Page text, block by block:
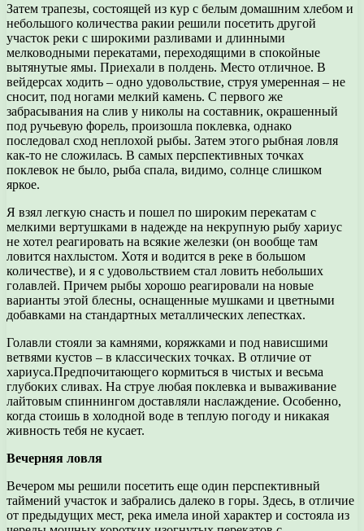
Затем трапезы, состоящей из кур с белым домашним хлебом и
небольшого количества ракии решили посетить другой
участок реки с широкими разливами и длинными
мелководными перекатами, переходящими в спокойные
вытянутые ямы. Приехали в полдень. Место отличное. В
вейдерсах ходить – одно удовольствие, струя умеренная – не
сносит, под ногами мелкий камень. С первого же
забрасывания на слив у николы на составник, окрашенный
под ручьевую форель, произошла поклевка, однако
последовал сход неплохой рыбы. Затем этого рыбная ловля
как-то не сложилась. В самых перспективных точках
поклевок не было, рыба спала, видимо, солнце слишком
яркое.
Я взял легкую снасть и пошел по широким перекатам с
мелкими вертушками в надежде на некрупную рыбу хариус
не хотел реагировать на всякие железки (он вообще там
ловится нахлыстом. Хотя и водится в реке в большом
количестве), и я с удовольствием стал ловить небольших
голавлей. Причем рыбы хорошо реагировали на новые
варианты этой блесны, оснащенные мушками и цветными
добавками на стандартных металлических лепестках.
Голавли стояли за камнями, коряжками и под нависшими
ветвями кустов – в классических точках. В отличие от
хариуса.Предпочитающего кормиться в чистых и весьма
глубоких сливах. На струе любая поклевка и вываживание
лайтовым спиннингом доставляли наслаждение. Особенно,
когда стоишь в холодной воде в теплую погоду и никакая
живность тебя не кусает.
Вечерняя ловля
Вечером мы решили посетить еще один перспективный
таймений участок и забрались далеко в горы. Здесь, в отличие
от предыдущих мест, река имела иной характер и состояла из